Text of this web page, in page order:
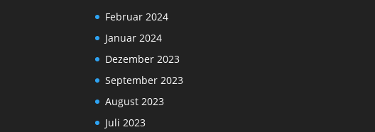
Februar 2024
Januar 2024
Dezember 2023
September 2023
August 2023
Juli 2023